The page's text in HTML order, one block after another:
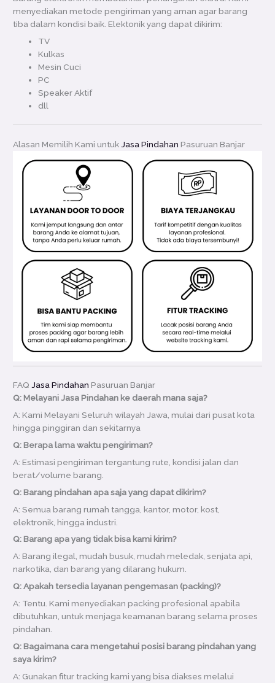
menyediakan metode pengiriman yang aman agar barang
tiba dalam kondisi baik. Elektonik yang dapat dikirim:
TV
Kulkas
Mesin Cuci
PC
Speaker Aktif
dll
Alasan Memilih Kami untuk Jasa Pindahan Pasuruan Banjar
FAQJasa Pindahan Pasuruan Banjar
Q: Melayani Jasa Pindahan ke daerah mana saja?
A: Kami Melayani Seluruh wilayah Jawa, mulai dari pusat kota
hingga pinggiran dan sekitarnya
Q: Berapa lama waktu pengiriman?
A: Estimasi pengiriman tergantung rute, kondisi jalan dan
berat/volume barang.
Q: Barang pindahan apa saja yang dapat dikirim?
A: Semua barang rumah tangga, kantor, motor, kost,
elektronik, hingga industri.
Q: Barang apa yang tidak bisa kami kirim?
A: Barang ilegal, mudah busuk, mudah meledak, senjata api,
narkotika, dan barang yang dilarang hukum.
Q: Apakah tersedia layanan pengemasan (packing)?
A: Tentu. Kami menyediakan packing profesional apabila
dibutuhkan, untuk menjaga keamanan barang selama proses
pindahan.
Q: Bagaimana cara mengetahui posisi barang pindahan yang
saya kirim?
A: Gunakan fitur tracking kami yang bisa diakses melalui